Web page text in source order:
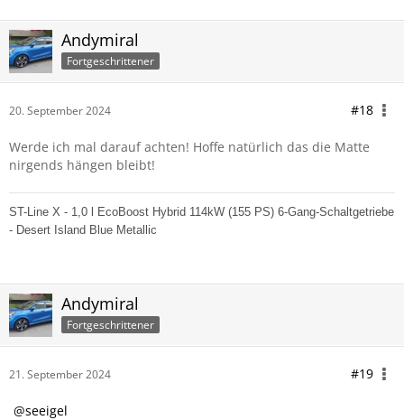
Andymiral
Fortgeschrittener
20. September 2024 #18
Werde ich mal darauf achten! Hoffe natürlich das die Matte
nirgends hängen bleibt!
ST-Line X - 1,0 l EcoBoost Hybrid 114kW (155 PS) 6-Gang-Schaltgetriebe
- Desert Island Blue Metallic
Andymiral
Fortgeschrittener
21. September 2024 #19
seeigel